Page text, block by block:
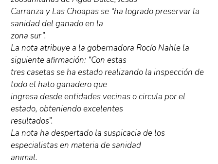
Carranza y Las Choapas se “ha logrado preservar la
sanidad del ganado en la
zona sur”.
La nota atribuye a la gobernadora Rocío Nahle la
siguiente afirmación: “Con estas
tres casetas se ha estado realizando la inspección de
todo el hato ganadero que
ingresa desde entidades vecinas o circula por el
estado, obteniendo excelentes
resultados”.
La nota ha despertado la suspicacia de los
especialistas en materia de sanidad
animal.